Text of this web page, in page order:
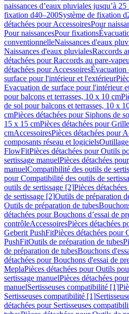
naissances d’eaux pluviales jusqu’à 25
fixation d40–200Système de fixation
détachées pour AccessoiresPour
Pour naissancesPour fixations
conventionnelleNaissances d'eaux
Naissances d'eaux pluvialesRaccords
détachées pour Raccords au pare-
détachées pour AccessoiresÉvacuation
surface pour l'intérieur et l'extérieur
Evacuation de surface pour l'intérieur
pour balcons et terrasses, 10 x 10 cm
de sol pour balcons et terrasses, 10 x
cmPièces détachées pour Siphons de
15 x 15 cmPièces détachées pour
cmAccessoiresPièces détachées pour
composants réseau et logiciels
FlowFitPièces détachées pour Outils
sertissage manuelPièces détachées
manuelCompatibilité des outils de
pour Compatibilité des outils de
outils de sertissage [2]Pièces
de sertissage [2]Outils de préparation
Outils de préparation de tubes
détachées pour Bouchons d’essai de
contrôleAccessoiresPièces détachées
Geberit PushFitPièces détachées pour
PushFitOutils de préparation de tubes
de préparation de tubesBouchons
détachées pour Bouchons d'essai de
MeplaPièces détachées pour Outils
sertissage manuelPièces détachées
manuelSertisseuses compatibilité [1]
Sertisseuses compatibilité [1]
détachées pour Sertisseuses